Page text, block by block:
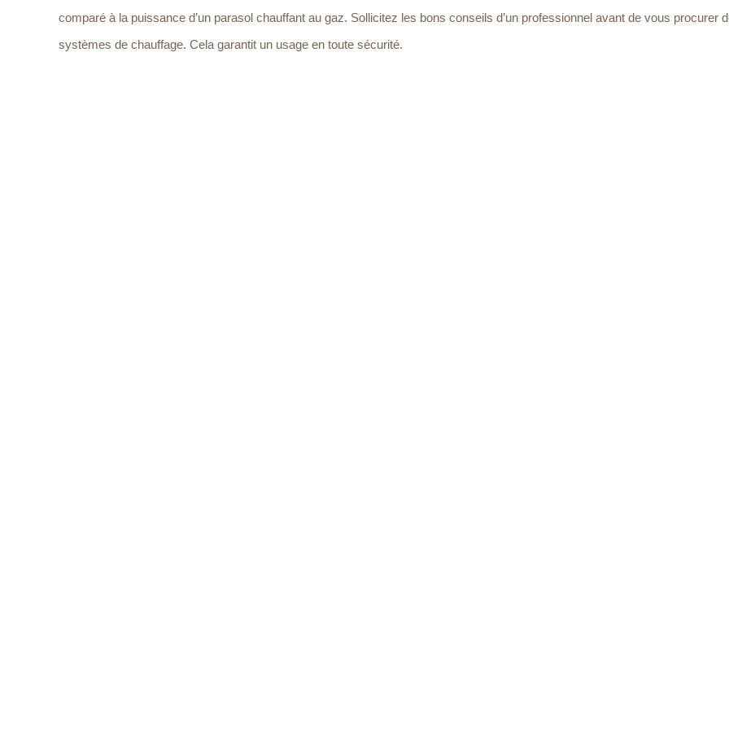
comparé à la puissance d’un parasol chauffant au gaz. Sollicitez les bons conseils d’un professionnel avant de vous procurer
systèmes de chauffage. Cela garantit un usage en toute sécurité.